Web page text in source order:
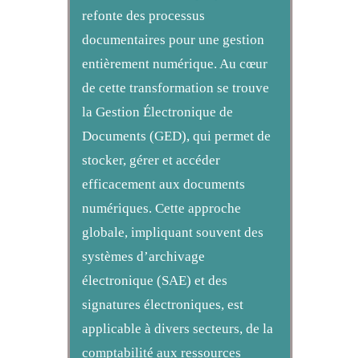
refonte des processus
documentaires pour une gestion
entièrement numérique. Au cœur
de cette transformation se trouve
la Gestion Électronique de
Documents (GED), qui permet de
stocker, gérer et accéder
efficacement aux documents
numériques. Cette approche
globale, impliquant souvent des
systèmes d’archivage
électronique (SAE) et des
signatures électroniques, est
applicable à divers secteurs, de la
comptabilité aux ressources